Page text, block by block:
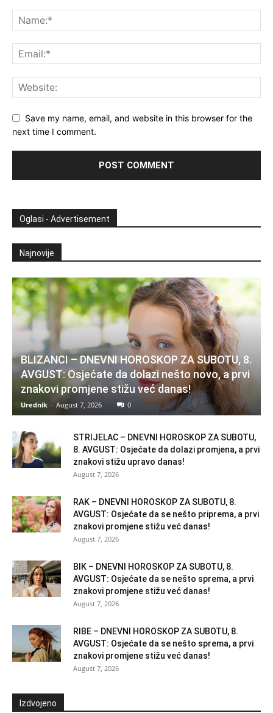
Save my name, email, and website in this browser for the
next time I comment.
Oglasi - Advertisement
Najnovije
BLIZANCI – DNEVNI HOROSKOP ZA SUBOTU, 8.
AVGUST: Osjećate da dolazi nešto novo, a prvi
znakovi promjene stižu već danas!
Urednik - August 7, 2026 0
STRIJELAC – DNEVNI HOROSKOP ZA SUBOTU,
8. AVGUST: Osjećate da dolazi promjena, a prvi
znakovi stižu upravo danas!
August 7, 2026
RAK – DNEVNI HOROSKOP ZA SUBOTU, 8.
AVGUST: Osjećate da se nešto priprema, a prvi
znakovi promjene stižu već danas!
August 7, 2026
BIK – DNEVNI HOROSKOP ZA SUBOTU, 8.
AVGUST: Osjećate da se nešto sprema, a prvi
znakovi promjene stižu već danas!
August 7, 2026
RIBE – DNEVNI HOROSKOP ZA SUBOTU, 8.
AVGUST: Osjećate da se nešto sprema, a prvi
znakovi promjene stižu već danas!
August 7, 2026
Izdvojeno